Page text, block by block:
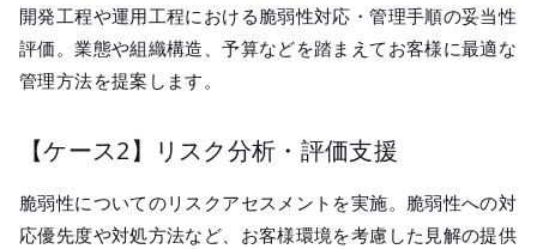
開発工程や運用工程における脆弱性対応・管理手順の妥当性
評価。業態や組織構造、予算などを踏まえてお客様に最適な
管理方法を提案します。
【ケース2】リスク分析・評価支援
脆弱性についてのリスクアセスメントを実施。脆弱性への対
応優先度や対処方法など、お客様環境を考慮した見解の提供